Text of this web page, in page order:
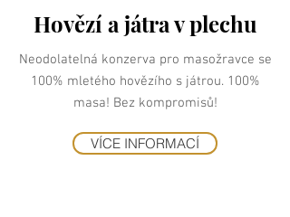
Hovězí a játra v plechu
Neodolatelná konzerva pro masožravce se
100% mletého hovězího s játrou. 100%
masa! Bez kompromisů!
VÍCE INFORMACÍ